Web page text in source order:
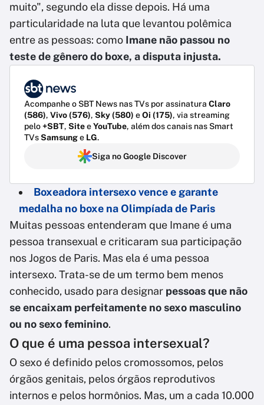
muito", segundo ela disse depois. Há uma
particularidade na luta que levantou polêmica
entre as pessoas: como Imane não passou no
teste de gênero do boxe, a disputa injusta.
Acompanhe o SBT News nas TVs por assinatura Claro
(586), Vivo (576), Sky (580) eOi (175), via streaming
pelo+SBT, SiteeYouTube, além dos canais nas Smart
TVsSamsunge LG.
Siga no Google Discover
Boxeadora intersexo vence e garante
medalha no boxe na Olimpíada de Paris
Muitas pessoas entenderam que Imane é uma
pessoa transexual e criticaram sua participação
nos Jogos de Paris. Mas ela é uma pessoa
intersexo. Trata-se de um termo bem menos
conhecido, usado para designar pessoas que não
se encaixam perfeitamente no sexo masculino
ou no sexo feminino.
O que é uma pessoa intersexual?
O sexo é definido pelos cromossomos, pelos
órgãos genitais, pelos órgãos reprodutivos
internos e pelos hormônios. Mas, um a cada 10.000